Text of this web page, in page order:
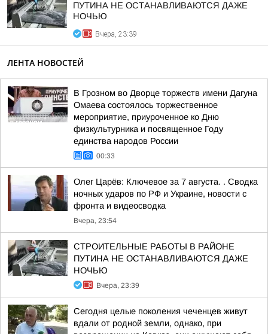
ПУТИНА НЕ ОСТАНАВЛИВАЮТСЯ ДАЖЕ
НОЧЬЮ
Вчера, 23:39
ЛЕНТА НОВОСТЕЙ
В Грозном во Дворце торжеств имени Дагуна
Омаева состоялось торжественное
мероприятие, приуроченное ко Дню
физкультурника и посвященное Году
единства народов России
00:33
Олег Царёв: Ключевое за 7 августа. . Сводка
ночных ударов по РФ и Украине, новости с
фронта и видеосводка
Вчера, 23:54
СТРОИТЕЛЬНЫЕ РАБОТЫ В РАЙОНЕ
ПУТИНА НЕ ОСТАНАВЛИВАЮТСЯ ДАЖЕ
НОЧЬЮ
Вчера, 23:39
Сегодня целые поколения чеченцев живут
вдали от родной земли, однако, при